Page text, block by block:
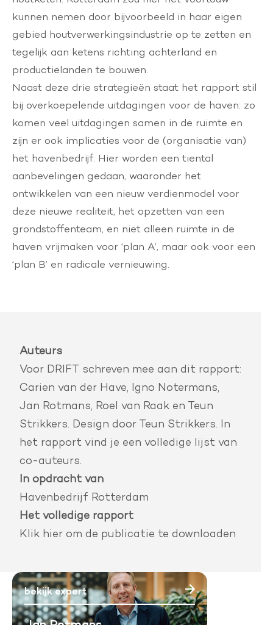
kunnen nemen door bijvoorbeeld in haar eigen
gebied houtverwerkingsindustrie op te zetten en
tegelijk aan ketens richting achterland en
productielanden te bouwen.
Naast deze drie strategieën staat het rapport stil
bij overkoepelende uitdagingen voor de haven: zo
komen veel uitdagingen samen in de ruimte en
zijn er ook implicaties voor de (organisatie van)
het havenbedrijf. Hier worden een tiental
aanbevelingen gedaan, waaronder het
ontwikkelen van een nieuw verdienmodel voor
deze nieuwe realiteit, het opzetten van een
grondstoffenteam, en niet alleen ruimte in de
haven vrijmaken voor ‘plan A’, maar ook voor een
‘plan B’ en radicale vernieuwing.
Auteurs
Voor DRIFT schreven mee aan dit rapport:
Carien van der Have, Igno Notermans,
Jan Rotmans, Roel van Raak en Teun
Strikkers. Design door Teun Strikkers. In
het rapport vind je een volledige lijst van
co-auteurs.
In opdracht van
Havenbedrijf Rotterdam
Het volledige rapport
Klik hier om de publicatie te downloaden
bekijk expert